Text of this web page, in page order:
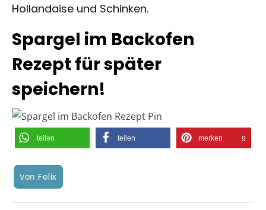
Hollandaise und Schinken.
Spargel im Backofen
Rezept für später
speichern!
teilen teilen merken 9
Von Felix